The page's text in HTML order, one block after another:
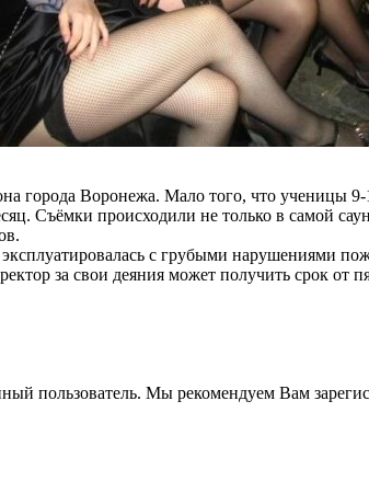
города Воронежа. Мало того, что ученицы
Съёмки происходили не только в самой
с грубыми нарушениями
за свои деяния может получить срок от
пользователь. Мы рекомендуем Вам